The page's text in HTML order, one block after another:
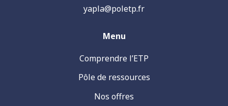
yapla@poletp.fr
Menu
Comprendre l’ETP
Pôle de ressources
Nos offres